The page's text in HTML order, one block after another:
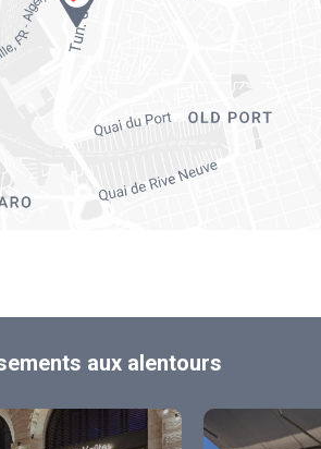
aux alentours